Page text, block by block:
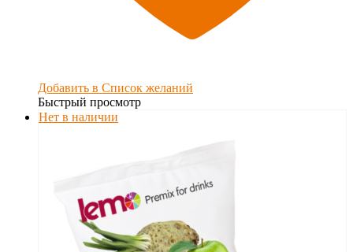
Добавить в Список желаний
Быстрый просмотр
Нет в наличии